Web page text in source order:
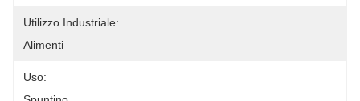
Utilizzo Industriale:
Alimenti
Uso: